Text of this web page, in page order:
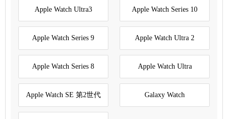
Apple Watch Ultra3 Apple Watch Series 10
Apple Watch Series 9 Apple Watch Ultra 2
Apple Watch Series 8 Apple Watch Ultra
Apple Watch SE 第2世代 Galaxy Watch